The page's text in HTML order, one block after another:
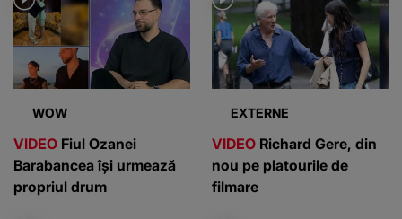
WOW
VIDEO Fiul Ozanei
Barabancea își urmează
propriul drum
EXTERNE
VIDEO Richard Gere, din
nou pe platourile de
filmare